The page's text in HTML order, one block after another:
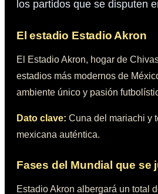
los partidos que se disputen
El estadio Estadio Akron
El Estadio Akron, hogar de
estadios más modernos de
ambiente único y pasión
Dato clave: Cuna del mariachi y
mexicana auténtica.
Fases del Mundial que se
Estadio Akron albergará un total